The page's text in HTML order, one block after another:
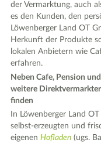
der Vermarktung, auch
es den Kunden, den
Löwenberger Land OT
Herkunft der Produkte
lokalen Anbietern wie
erfahren.
Neben Cafe, Pension
weitere
finden
In Löwenberger Land
selbst-erzeugten und
eigenenHofladen (ugs.